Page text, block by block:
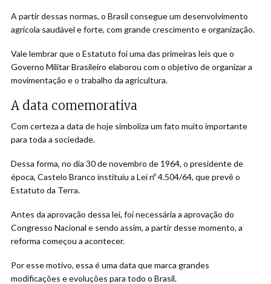
A partir dessas normas, o Brasil consegue um desenvolvimento
agrícola saudável e forte, com grande crescimento e organização.
Vale lembrar que o Estatuto foi uma das primeiras leis que o
Governo Militar Brasileiro elaborou com o objetivo de organizar a
movimentação e o trabalho da agricultura.
A data comemorativa
Com certeza a data de hoje simboliza um fato muito importante
para toda a sociedade.
Dessa forma, no dia 30 de novembro de 1964, o presidente de
época, Castelo Branco instituiu a Lei nº 4.504/64, que prevê o
Estatuto da Terra.
Antes da aprovação dessa lei, foi necessária a aprovação do
Congresso Nacional e sendo assim, a partir desse momento, a
reforma começou a acontecer.
Por esse motivo, essa é uma data que marca grandes
modificações e evoluções para todo o Brasil.